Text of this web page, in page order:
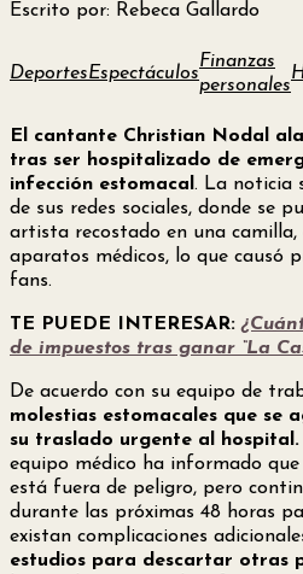
Escrito por: Rebeca Gallardo
DeportesEspectáculos
Finanzas
personales
El cantante Christian Nodal
tras ser hospitalizado de
infección estomacal . La noticia
de sus redes sociales, donde se
artista recostado en una camilla,
aparatos médicos, lo que causó
fans.
TE PUEDE INTERESAR:
de impuestos tras ganar “La
De acuerdo con su equipo de
molestias estomacales que se
su traslado urgente al hospital.
equipo médico ha informado
está fuera de peligro, pero
durante las próximas 48 horas
existan complicaciones
estudios para descartar otras